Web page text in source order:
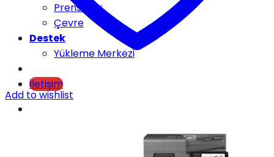
Prensipler
Çevre
Destek
Yükleme Merkezi
İletişim
Add to wishlist